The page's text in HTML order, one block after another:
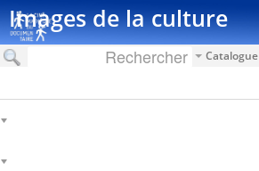
Images de la culture
Catalogue